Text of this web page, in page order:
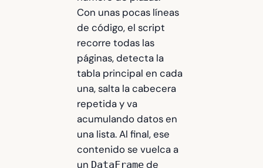
Con unas pocas líneas
de código, el script
recorre todas las
páginas, detecta la
tabla principal en cada
una, salta la cabecera
repetida y va
acumulando datos en
una lista. Al final, ese
contenido se vuelca a
un DataFrame de